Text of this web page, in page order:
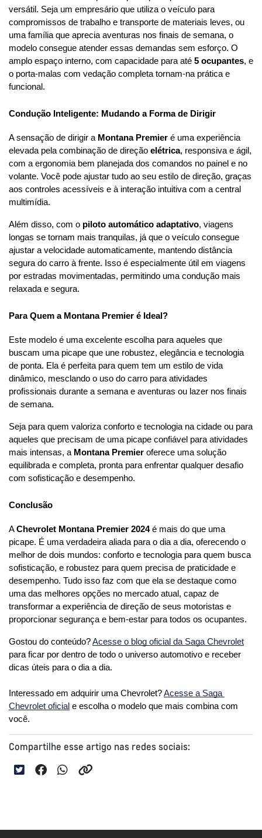
versátil. Seja um empresário que utiliza o veículo para
compromissos de trabalho e transporte de materiais leves, ou
uma família que aprecia aventuras nos finais de semana, o
modelo consegue atender essas demandas sem esforço. O
amplo espaço interno, com capacidade para até 5 ocupantes, e
o porta-malas com vedação completa tornam-na prática e
funcional.
Condução Inteligente: Mudando a Forma de Dirigir
A sensação de dirigir a Montana Premier é uma experiência
elevada pela combinação de direção elétrica, responsiva e ágil,
com a ergonomia bem planejada dos comandos no painel e no
volante. Você pode ajustar tudo ao seu estilo de direção, graças
aos controles acessíveis e à interação intuitiva com a central
multimídia.
Além disso, com o piloto automático adaptativo, viagens
longas se tornam mais tranquilas, já que o veículo consegue
ajustar a velocidade automaticamente, mantendo distância
segura do carro à frente. Isso é especialmente útil em viagens
por estradas movimentadas, permitindo uma condução mais
relaxada e segura.
Para Quem a Montana Premier é Ideal?
Este modelo é uma excelente escolha para aqueles que
buscam uma picape que une robustez, elegância e tecnologia
de ponta. Ela é perfeita para quem tem um estilo de vida
dinâmico, mesclando o uso do carro para atividades
profissionais durante a semana e aventuras ou lazer nos finais
de semana.
Seja para quem valoriza conforto e tecnologia na cidade ou para
aqueles que precisam de uma picape confiável para atividades
mais intensas, a Montana Premier oferece uma solução
equilibrada e completa, pronta para enfrentar qualquer desafio
com sofisticação e desempenho.
Conclusão
A Chevrolet Montana Premier 2024 é mais do que uma
picape. É uma verdadeira aliada para o dia a dia, oferecendo o
melhor de dois mundos: conforto e tecnologia para quem busca
sofisticação, e robustez para quem precisa de praticidade e
desempenho. Tudo isso faz com que ela se destaque como
uma das melhores opções no mercado atual, capaz de
transformar a experiência de direção de seus motoristas e
proporcionar segurança e bem-estar para todos os ocupantes.
Gostou do conteúdo? Acesse o blog oficial da Saga Chevrolet
para ficar por dentro de todo o universo automotivo e receber
dicas úteis para o dia a dia.
Interessado em adquirir uma Chevrolet? Acesse a Saga
Chevrolet oficial e escolha o modelo que mais combina com
você.
Compartilhe esse artigo nas redes sociais: